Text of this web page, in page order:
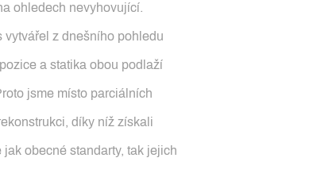
ohledech nevyhovující.
vytvářel z dnešního pohledu
a statika obou podlaží
jsme místo parciálních
díky níž získali
obecné standarty, tak jejich